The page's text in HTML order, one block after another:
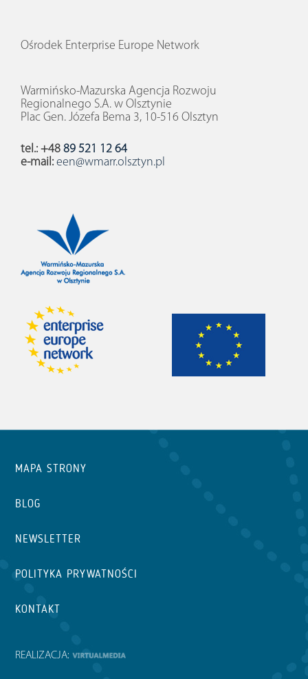
Ośrodek Enterprise Europe Network
Warmińsko-Mazurska Agencja Rozwoju
Regionalnego S.A. w Olsztynie
Plac Gen. Józefa Bema 3, 10-516 Olsztyn
tel.: +48 89 521 12 64
e-mail: een@wmarr.olsztyn.pl
MAPA STRONY
BLOG
NEWSLETTER
POLITYKA PRYWATNOŚCI
KONTAKT
REALIZACJA: